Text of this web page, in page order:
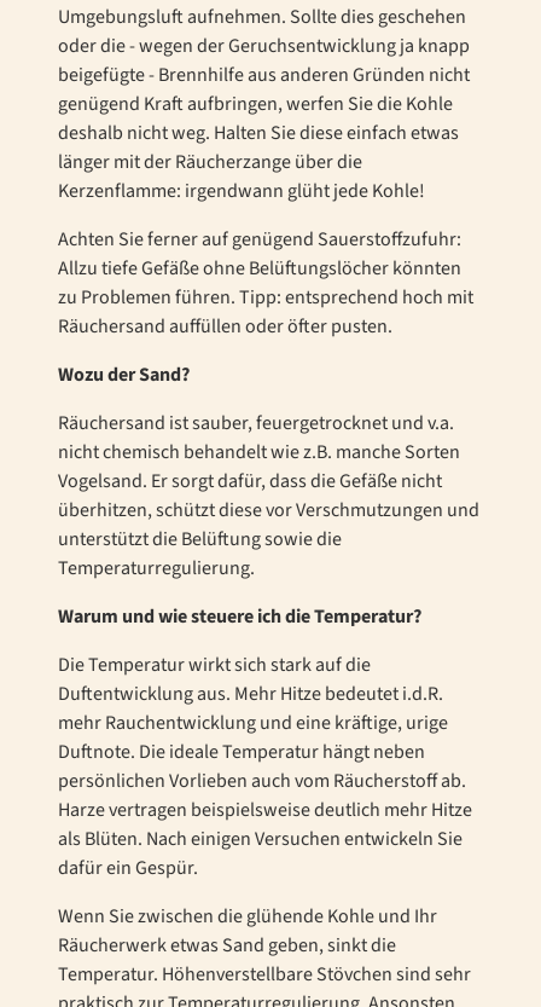
Umgebungsluft aufnehmen. Sollte dies geschehen
oder die - wegen der Geruchsentwicklung ja knapp
beigefügte - Brennhilfe aus anderen Gründen nicht
genügend Kraft aufbringen, werfen Sie die Kohle
deshalb nicht weg. Halten Sie diese einfach etwas
länger mit der Räucherzange über die
Kerzenflamme: irgendwann glüht jede Kohle!
Achten Sie ferner auf genügend Sauerstoffzufuhr:
Allzu tiefe Gefäße ohne Belüftungslöcher könnten
zu Problemen führen. Tipp: entsprechend hoch mit
Räuchersand auffüllen oder öfter pusten.
Wozu der Sand?
Räuchersand ist sauber, feuergetrocknet und v.a.
nicht chemisch behandelt wie z.B. manche Sorten
Vogelsand. Er sorgt dafür, dass die Gefäße nicht
überhitzen, schützt diese vor Verschmutzungen und
unterstützt die Belüftung sowie die
Temperaturregulierung.
Warum und wie steuere ich die Temperatur?
Die Temperatur wirkt sich stark auf die
Duftentwicklung aus. Mehr Hitze bedeutet i.d.R.
mehr Rauchentwicklung und eine kräftige, urige
Duftnote. Die ideale Temperatur hängt neben
persönlichen Vorlieben auch vom Räucherstoff ab.
Harze vertragen beispielsweise deutlich mehr Hitze
als Blüten. Nach einigen Versuchen entwickeln Sie
dafür ein Gespür.
Wenn Sie zwischen die glühende Kohle und Ihr
Räucherwerk etwas Sand geben, sinkt die
Temperatur. Höhenverstellbare Stövchen sind sehr